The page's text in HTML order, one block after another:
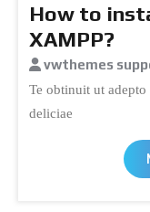
How to
XAMPP?
vwthemes
Te obtinuit ut
deliciae